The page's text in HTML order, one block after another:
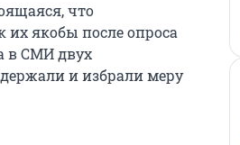
что
их якобы после опроса
в СМИ двух
и избрали меру